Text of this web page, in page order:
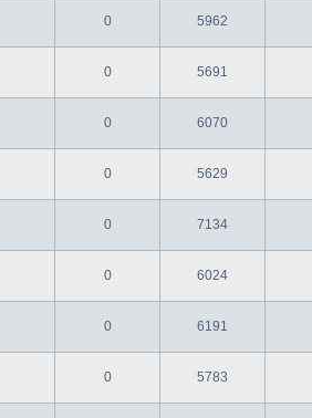
0 5962
0 5691
0 6070
0 5629
0 7134
0 6024
0 6191
0 5783